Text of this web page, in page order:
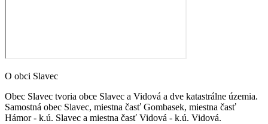
O obci Slavec
Obec Slavec tvoria obce Slavec a Vidová a dve katastrálne územia.
Samostná obec Slavec, miestna časť Gombasek, miestna časť
Hámor - k.ú. Slavec a miestna časť Vidová - k.ú. Vidová.